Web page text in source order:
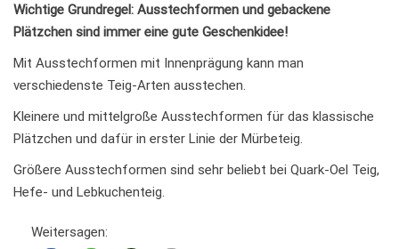
Wichtige Grundregel: Ausstechformen und gebackene
Plätzchen sind immer eine gute Geschenkidee!
Mit Ausstechformen mit Innenprägung kann man
verschiedenste Teig-Arten ausstechen.
Kleinere und mittelgroße Ausstechformen für das klassische
Plätzchen und dafür in erster Linie der Mürbeteig.
Größere Ausstechformen sind sehr beliebt bei Quark-Oel Teig,
Hefe- und Lebkuchenteig.
Weitersagen: